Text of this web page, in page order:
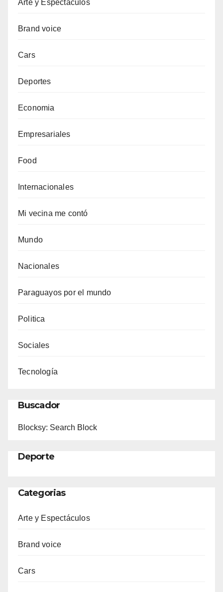
Arte y Espectáculos
Brand voice
Cars
Deportes
Economia
Empresariales
Food
Internacionales
Mi vecina me contó
Mundo
Nacionales
Paraguayos por el mundo
Politica
Sociales
Tecnología
Buscador
Blocksy: Search Block
Deporte
Categorias
Arte y Espectáculos
Brand voice
Cars